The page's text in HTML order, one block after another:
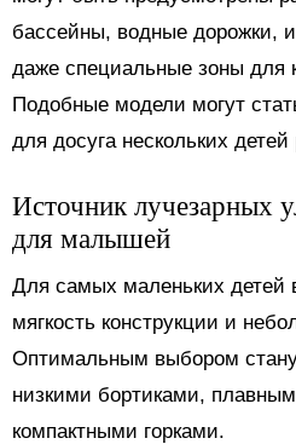
бассейны, водные дорожки,
даже специальные зоны для
Подобные модели могут
для досуга нескольких детей
Источник лучезарных
для малышей
Для самых маленьких детей
мягкость конструкции и
Оптимальным выбором
низкими бортиками,
компактными горками.